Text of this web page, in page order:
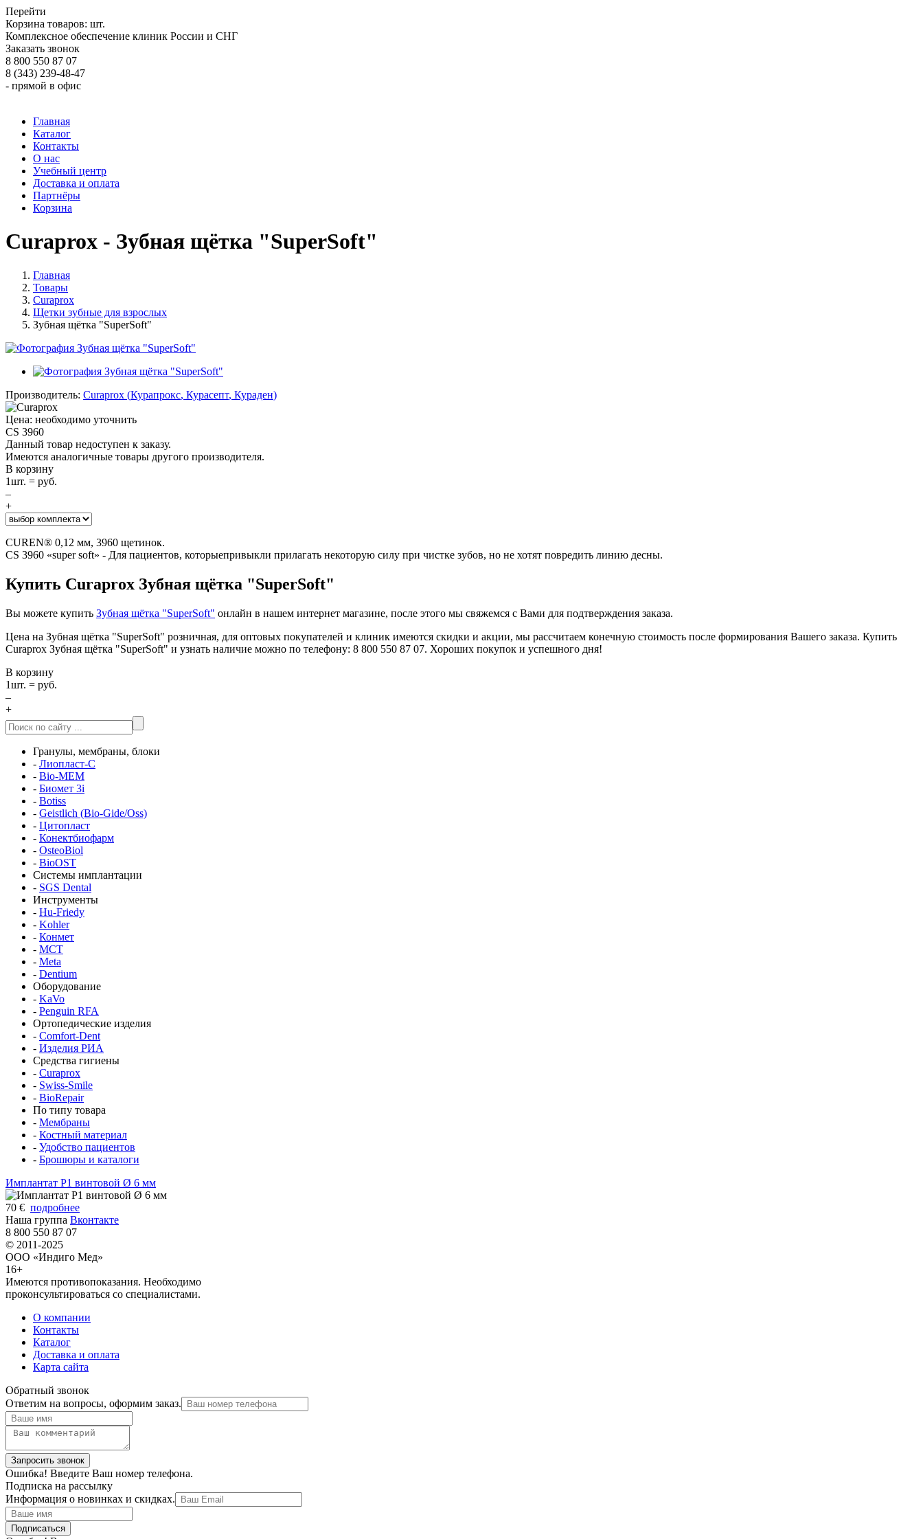
Перейти
Корзина товаров: шт.
Комплексное обеспечение клиник России и СНГ
Заказать звонок
8 800 550 87 07
8 (343) 239-48-47
- прямой в офис
Главная
Каталог
Контакты
О нас
Учебный центр
Доставка и оплата
Партнёры
Корзина
Curaprox - Зубная щётка "SuperSoft"
Главная
Товары
Curaprox
Щетки зубные для взрослых
Зубная щётка "SuperSoft"
Производитель: Curaprox (Курапрокс, Курасепт, Кураден)
Цена: необходимо уточнить
CS 3960
Данный товар недоступен к заказу.
Имеются аналогичные товары другого производителя.
В корзину
1шт. = руб.
–
+
CUREN® 0,12 мм, 3960 щетинок.
CS 3960 «super soft» - Для пациентов, которыепривыкли прилагать некоторую силу при чистке зубов, но не хотят повредить линию десны.
Купить Curaprox Зубная щётка "SuperSoft"
Вы можете купить Зубная щётка "SuperSoft" онлайн в нашем интернет магазине, после этого мы свяжемся с Вами для подтверждения заказа.
Цена на Зубная щётка "SuperSoft" розничная, для оптовых покупателей и клиник имеются скидки и акции, мы рассчитаем конечную стоимость после формирования Вашего заказа. Купить
Curaprox Зубная щётка "SuperSoft" и узнать наличие можно по телефону: 8 800 550 87 07. Хороших покупок и успешного дня!
В корзину
1шт. = руб.
–
+
Гранулы, мембраны, блоки
- Лиопласт-С
- Bio-MEM
- Биомет 3i
- Botiss
- Geistlich (Bio-Gide/Oss)
- Цитопласт
- Конектбиофарм
- OsteoBiol
- BioOST
Системы имплантации
- SGS Dental
Инструменты
- Hu-Friedy
- Kohler
- Конмет
- MCT
- Meta
- Dentium
Оборудование
- KaVo
- Penguin RFA
Ортопедические изделия
- Comfort-Dent
- Изделия РИА
Средства гигиены
- Curaprox
- Swiss-Smile
- BioRepair
По типу товара
- Мембраны
- Костный материал
- Удобство пациентов
- Брошюры и каталоги
Имплантат P1 винтовой Ø 6 мм
70 € подробнее
Наша группа Вконтакте
8 800 550 87 07
© 2011-2025
ООО «Индиго Мед»
16+
Имеются противопоказания. Необходимо
проконсультироваться со специалистами.
О компании
Контакты
Каталог
Доставка и оплата
Карта сайта
Обратный звонок
Ответим на вопросы, оформим заказ.
Ошибка! Введите Ваш номер телефона.
Подписка на рассылку
Информация о новинках и скидках.